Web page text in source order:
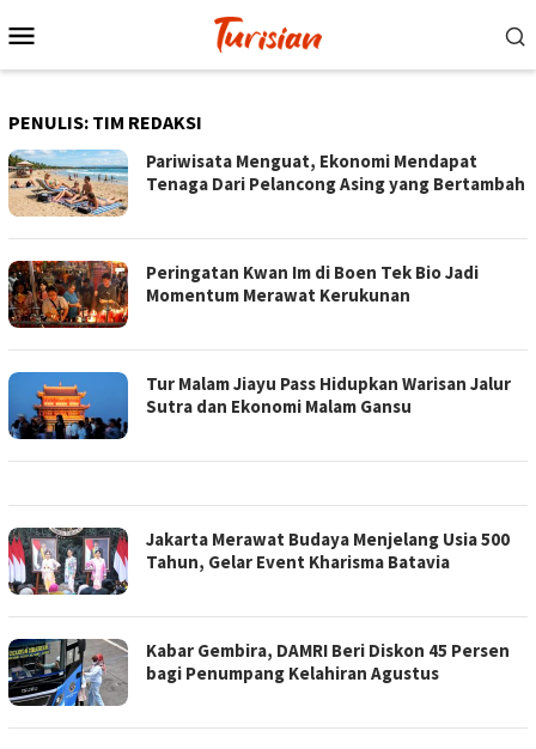
ke
Mobile
PENULIS: TIM REDAKSI
Pariwisata Menguat, Ekonomi Mendapat
Tenaga Dari Pelancong Asing yang Bertambah
Peringatan Kwan Im di Boen Tek Bio Jadi
Momentum Merawat Kerukunan
Tur Malam Jiayu Pass Hidupkan Warisan Jalur
Sutra dan Ekonomi Malam Gansu
Jakarta Merawat Budaya Menjelang Usia 500
Tahun, Gelar Event Kharisma Batavia
Kabar Gembira, DAMRI Beri Diskon 45 Persen
bagi Penumpang Kelahiran Agustus